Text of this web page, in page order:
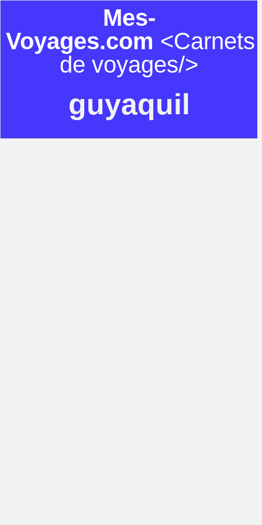
Mes-
Voyages.com <Carnets
de voyages/>
guyaquil